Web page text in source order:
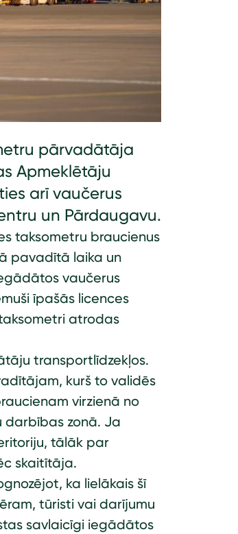
pārvadātāja
Apmeklētāju
arī vaučerus
un Pārdaugavu.
taksometru braucienus
pavadītā laika un
vaučerus
īpašās licences
taksometri atrodas
transportlīdzekļos.
kurš to validēs
virzienā no
darbības zonā. Ja
tālāk par
skaitītāja.
ka lielākais šī
tūristi vai darījumu
savlaicīgi iegādātos